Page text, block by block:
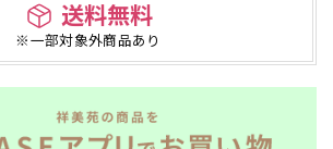
送料無料
※一部対象外商品あり